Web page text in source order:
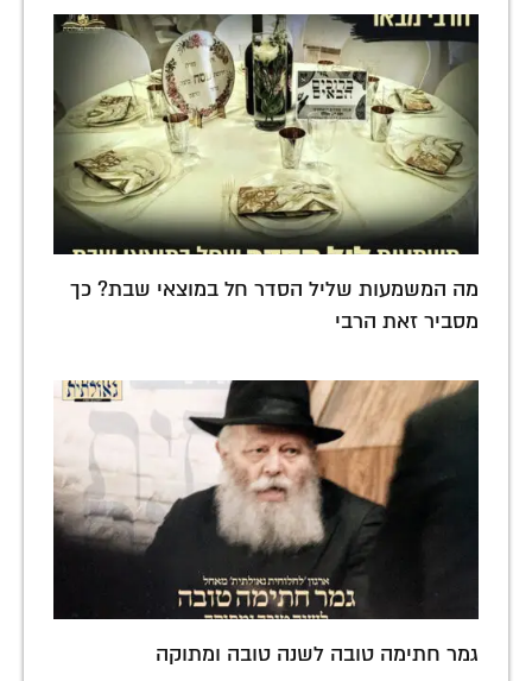
מה המשמעות שליל הסדר חל במוצאי שבת? כך
מסביר זאת הרבי
גמר חתימה טובה לשנה טובה ומתוקה